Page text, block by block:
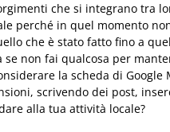
che si integrano tra
perché in quel momento
che è stato fatto fino a
non fai qualcosa per
la scheda di Google
scrivendo dei post,
alla tua attività locale?